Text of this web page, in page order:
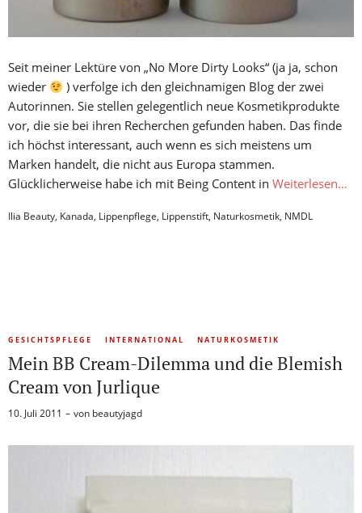
Seit meiner Lektüre von „No More Dirty Looks“ (ja ja, schon
wieder
) verfolge ich den gleichnamigen Blog der zwei
Autorinnen. Sie stellen gelegentlich neue Kosmetikprodukte
vor, die sie bei ihren Recherchen gefunden haben. Das finde
ich höchst interessant, auch wenn es sich meistens um
Marken handelt, die nicht aus Europa stammen.
Glücklicherweise habe ich mit Being Content in Weiterlesen…
Ilia Beauty, Kanada, Lippenpflege, Lippenstift, Naturkosmetik, NMDL
GESICHTSPFLEGE INTERNATIONAL NATURKOSMETIK
Mein BB Cream-Dilemma und die Blemish
Cream von Jurlique
10. Juli 2011 von beautyjagd